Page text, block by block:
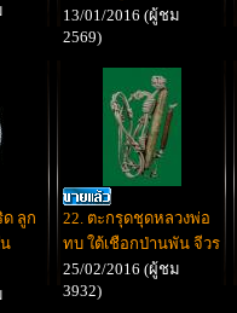
13/01/2016 (ผู้ชม
2569)
ด ลูก
22. ตะกรุดชุดหลวงพ่อ
ทบ ใต้เชือกป่านพัน จีวร
25/02/2016 (ผู้ชม
3932)